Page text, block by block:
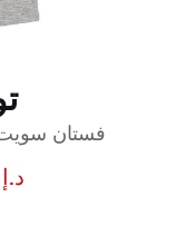
فستان سويت
د.إ 313.00